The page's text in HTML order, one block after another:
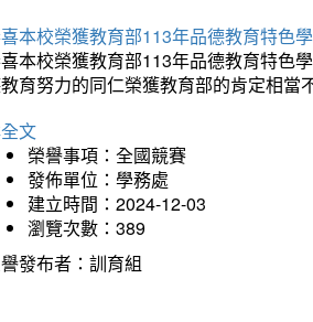
本校榮獲教育部113年品德教育特色
本校榮獲教育部113年品德教育特色
育努力的同仁榮獲教育部的肯定相當
文
榮譽事項：全國競賽
發佈單位：學務處
建立時間：2024-12-03
瀏覽次數：389
發布者：訓育組